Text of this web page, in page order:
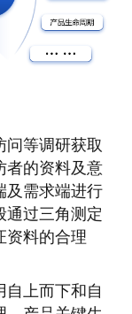
问等调研获取
者的资料及意
及需求端进行
通过三角测定
资料的合理
上而下和自